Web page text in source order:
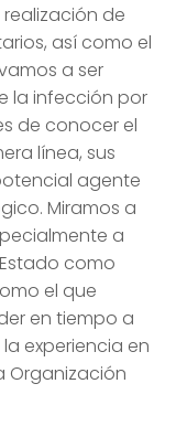
realización de
así como el
a ser
la infección por
de conocer el
línea, sus
agente
Miramos a
a
como
el que
en tiempo a
experiencia en
Organización